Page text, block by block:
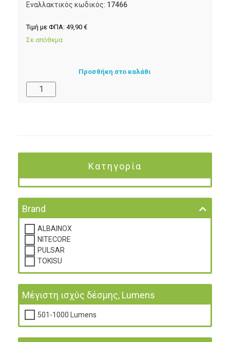
Εναλλακτικός κωδικός: 17466
Τιμή με ΦΠΑ: 49,90 €
Σε απόθεμα
Προσθήκη στο καλάθι
Κατηγορία
Brand
ALBAINOX
NITECORE
PULSAR
TOKISU
Μέγιστη ισχύς δέσμης, Lumens
501-1000 Lumens